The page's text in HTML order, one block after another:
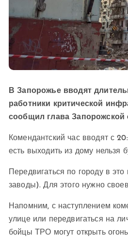
В Запорожье вводят
работники критической
сообщил глава Запорожской
Комендантский час вводят с
есть выходить из дому нельзя
Передвигаться по городу в
заводы). Для этого нужно
Напомним, с наступлением
улице или передвигаться на
бойцы ТРО могут открыть